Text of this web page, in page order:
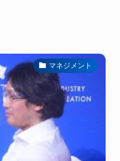
マネジメント